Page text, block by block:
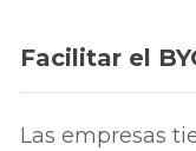
Facilitar el
Las empresas